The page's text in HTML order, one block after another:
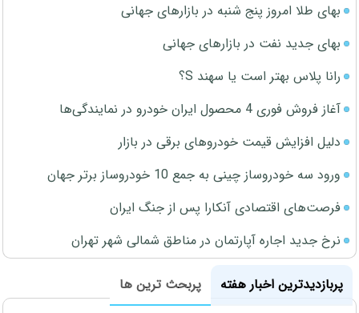
بهای طلا امروز پنج شنبه در بازارهای جهانی
بهای جدید نفت در بازارهای جهانی
رانا پلاس بهتر است یا سهند S؟
آغاز فروش فوری 4 محصول ایران خودرو در نمایندگی‌ها
دلیل افزایش قیمت خودروهای برقی در بازار
ورود سه خودروساز چینی به جمع 10 خودروساز برتر جهان
فرصت‌های اقتصادی آنکارا پس از جنگ ایران
نرخ جدید اجاره آپارتمان در مناطق شمالی شهر تهران
پربازدیدترین اخبار هفته
پربحث ترین ها